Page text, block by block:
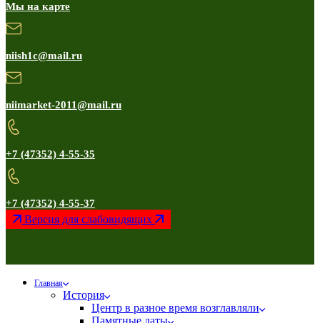
Мы на карте
niish1c@mail.ru
niimarket-2011@mail.ru
+7 (47352) 4-55-35
+7 (47352) 4-55-37
Версия для слабовидящих
Главная
История
Центр в разное время возглавляли
Памятные даты